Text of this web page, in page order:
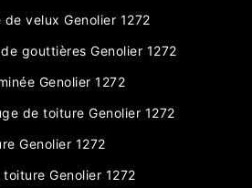
velux Genolier 1272
gouttières Genolier 1272
Genolier 1272
de toiture Genolier 1272
Genolier 1272
Genolier 1272